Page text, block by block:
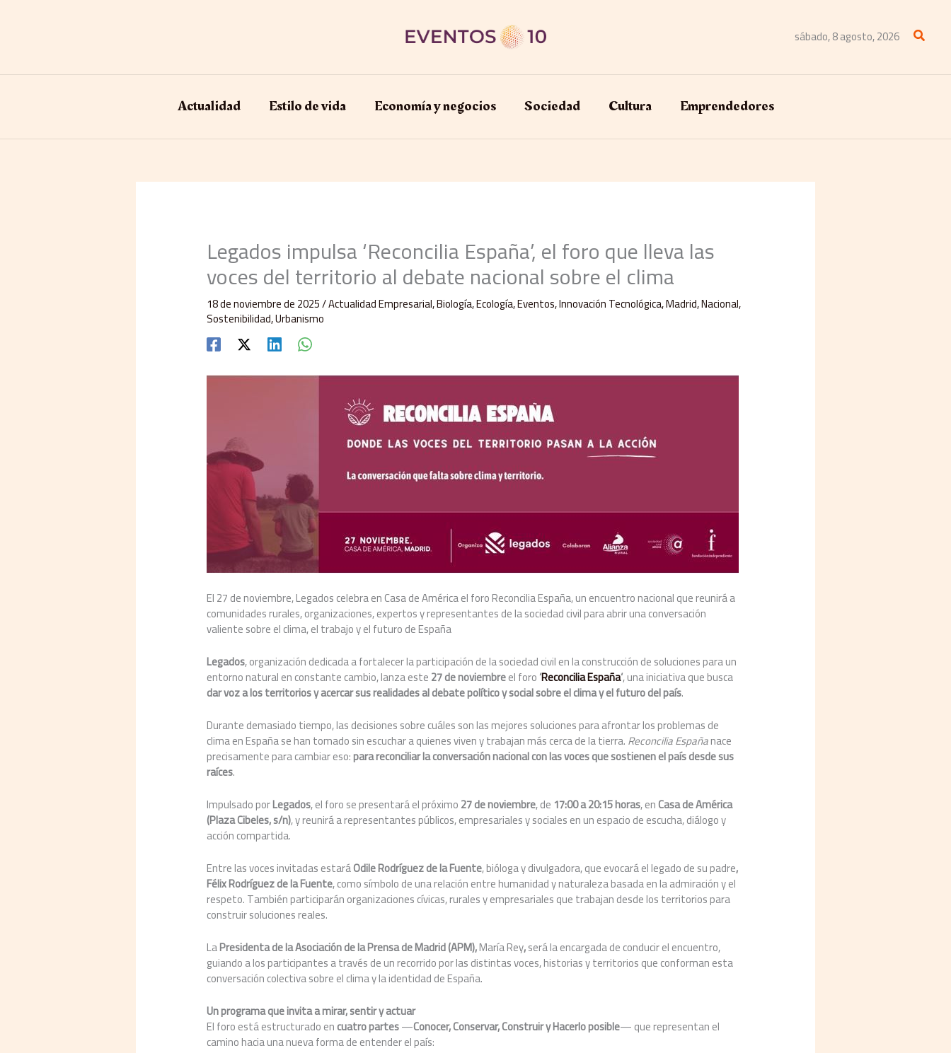
sábado, 8 agosto, 2026 Buscar
Actualidad Estilo de vida Economía y negocios​ Sociedad Cultura Emprendedores
Legados impulsa ‘Reconcilia España’, el foro que lleva las
voces del territorio al debate nacional sobre el clima
18 de noviembre de 2025/Actualidad Empresarial,Biología,Ecología,Eventos,Innovación Tecnológica,Madrid,Nacional,
Sostenibilidad,Urbanismo
El 27 de noviembre, Legados celebra en Casa de América el foro Reconcilia España, un encuentro nacional que reunirá a
comunidades rurales, organizaciones, expertos y representantes de la sociedad civil para abrir una conversación
valiente sobre el clima, el trabajo y el futuro de España
Legados, organización dedicada a fortalecer la participación de la sociedad civil en la construcción de soluciones paraun
entorno natural en constante cambio, lanza este27 de noviembreel foro‘Reconcilia España‘, una iniciativa que busca
dar voz a los territorios y acercar sus realidades al debate político y social sobre el clima y el futuro del país.
Durante demasiado tiempo, las decisiones sobre cuáles son las mejores soluciones para afrontar los problemas de
clima en España se han tomado sin escuchar a quienes viven y trabajan más cerca de la tierra.Reconcilia Españanace
precisamente para cambiar eso:para reconciliar la conversación nacional con las voces que sostienen el país desde sus
raíces.
Impulsado porLegados, el foro se presentará el próximo27 de noviembre, de 17:00 a 20:15 horas, enCasa de América
(Plaza Cibeles, s/n), y reunirá a representantes públicos, empresariales y sociales en un espacio de escucha, diálogo y
acción compartida.
Entre las voces invitadas estaráOdile Rodríguez de la Fuente, bióloga y divulgadora, que evocará el legado de su padre,
Félix Rodríguez de la Fuente, como símbolo de una relación entre humanidad y naturaleza basada en la admiración y el
respeto. También participarán organizaciones cívicas, rurales y empresariales que trabajan desde los territorios para
construir soluciones reales.
LaPresidenta de la Asociación de la Prensa de Madrid (APM),María Rey,será la encargada de conducir el encuentro,
guiando a los participantes a través de un recorrido por las distintas voces, historias y territorios que conforman esta
conversación colectiva sobre el clima y la identidad de España.
Un programa que invita a mirar, sentir y actuar
El foro está estructurado encuatro partes—Conocer, Conservar, Construir y Hacerlo posible— que representan el
camino hacia una nueva forma de entender el país: